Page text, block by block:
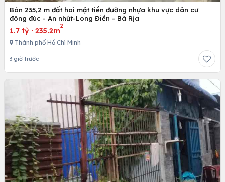
Bán 235,2 m đất hai mặt tiền đường nhựa khu vực dân cư
đông đúc - An nhứt-Long Điền - Bà Rịa
1.7 tỷ · 235.2m
2
Thành phố Hồ Chí Minh
3 giờ trước